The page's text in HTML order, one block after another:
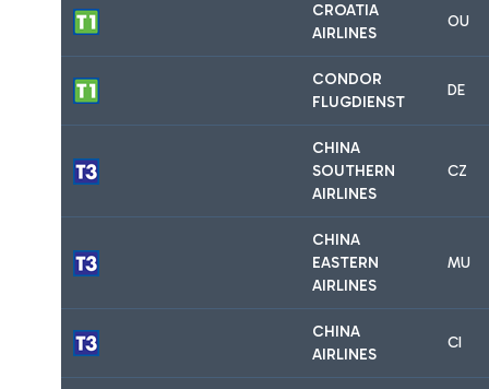
CROATIA
AIRLINES
OU
CONDOR
FLUGDIENST
DE
CHINA
SOUTHERN
AIRLINES
CZ
CHINA
EASTERN
AIRLINES
MU
CHINA
AIRLINES
CI